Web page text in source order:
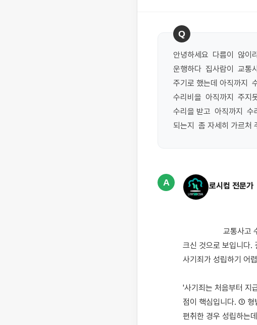
Q
안녕하세요  다름이  않이
운행하다  집사람이  교통
주기로 했는데 아직까지
수리비을  아직까지  주지
수리을 받고  아직까지
되는지  좀 자세히 가르처
A 로시컴 전문가
크신 것으로 보입니다.
사기죄가 성립하기 어
'사기죄는 처음부터 지
점이 핵심입니다. ① 형
편취한 경우 성립하는